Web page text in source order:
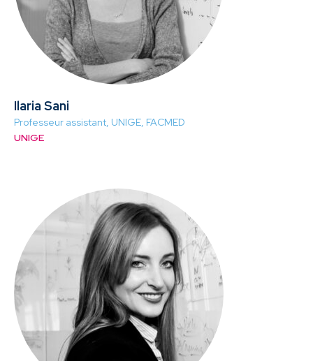
Ilaria Sani
Professeur assistant, UNIGE, FACMED
UNIGE